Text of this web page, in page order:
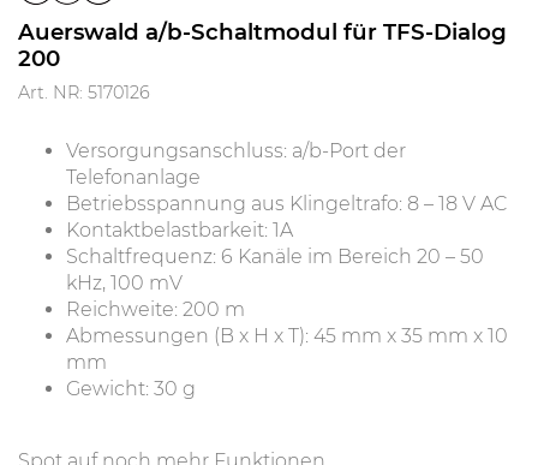
Auerswald a/b-Schaltmodul für TFS-Dialog
200
Art. NR: 5170126
Versorgungsanschluss: a/b-Port der
Telefonanlage
Betriebsspannung aus Klingeltrafo: 8 – 18 V AC
Kontaktbelastbarkeit: 1A
Schaltfrequenz: 6 Kanäle im Bereich 20 – 50
kHz, 100 mV
Reichweite: 200 m
Abmessungen (B x H x T): 45 mm x 35 mm x 10
mm
Gewicht: 30 g